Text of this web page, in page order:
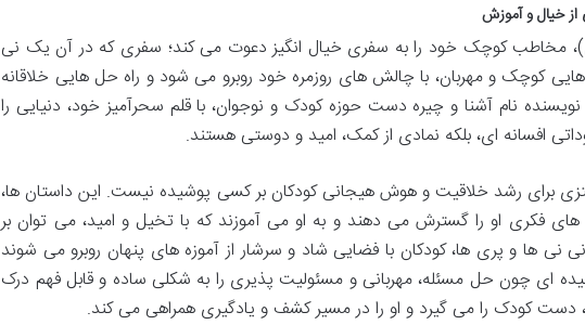
خیال و آموزش
مخاطب کوچک خود را به سفری خیال انگیز دعوت می کند؛ سفری که در آن یک نی
کوچک و مهربان، با چالش های روزمره خود روبرو می شود و راه حل هایی خلاقانه
نویسنده نام آشنا و چیره دست حوزه کودک و نوجوان، با قلم سحرآمیز خود، دنیایی را
افسانه ای، بلکه نمادی از کمک، امید و دوستی هستند.
برای رشد خلاقیت و هوش هیجانی کودکان بر کسی پوشیده نیست. این داستان ها،
های فکری او را گسترش می دهند و به او می آموزند که با تخیل و امید، می توان بر
نی ها و پری ها، کودکان با فضایی شاد و سرشار از آموزه های پنهان روبرو می شوند
ای چون حل مسئله، مهربانی و مسئولیت پذیری را به شکلی ساده و قابل فهم درک
دست کودک را می گیرد و او را در مسیر کشف و یادگیری همراهی می کند.